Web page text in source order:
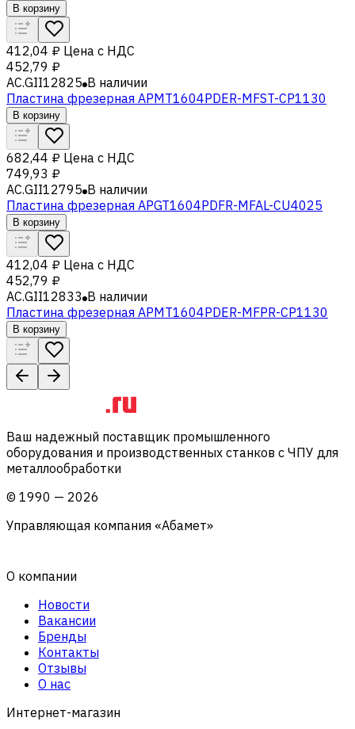
В корзину
412,04 ₽ Цена с НДС
452,79 ₽
AC.GII12825 В наличии
Пластина фрезерная APMT1604PDER-MFST-CP1130
В корзину
682,44 ₽ Цена с НДС
749,93 ₽
AC.GII12795 В наличии
Пластина фрезерная APGT1604PDFR-MFAL-CU4025
В корзину
412,04 ₽ Цена с НДС
452,79 ₽
AC.GII12833 В наличии
Пластина фрезерная APMT1604PDER-MFPR-CP1130
В корзину
Ваш надежный поставщик промышленного
оборудования и производственных станков с ЧПУ для
металлообработки
© 1990 — 2026
Управляющая компания «Абамет»
О компании
Новости
Вакансии
Бренды
Контакты
Отзывы
О нас
Интернет-магазин